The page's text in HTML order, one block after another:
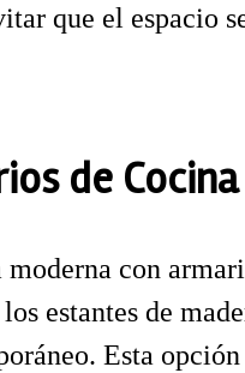
que el espacio
de
moderna con
estantes de
Esta